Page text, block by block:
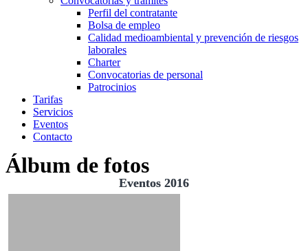
Perfil del contratante
Bolsa de empleo
Calidad medioambiental y prevención de riesgos
laborales
Charter
Convocatorias de personal
Patrocinios
Tarifas
Servicios
Eventos
Contacto
Álbum de fotos
Eventos 2016